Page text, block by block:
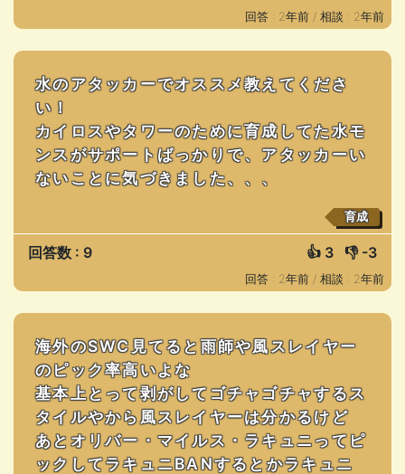
回答 : 2年前 / 相談 : 2年前
水のアタッカーでオススメ教えてくださ
い！
カイロスやタワーのために育成してた水モ
ンスがサポートばっかりで、アタッカーい
ないことに気づきました、、、
育成
回答数 : 9 👍 3 👎 -3
回答 : 2年前 / 相談 : 2年前
海外のSWC見てると雨師や風スレイヤー
のピック率高いよな
基本上とって剥がしてゴチャゴチャするス
タイルやから風スレイヤーは分かるけど
あとオリバー・マイルス・ラキュニってピ
ックしてラキュニBANするとかラキュニ